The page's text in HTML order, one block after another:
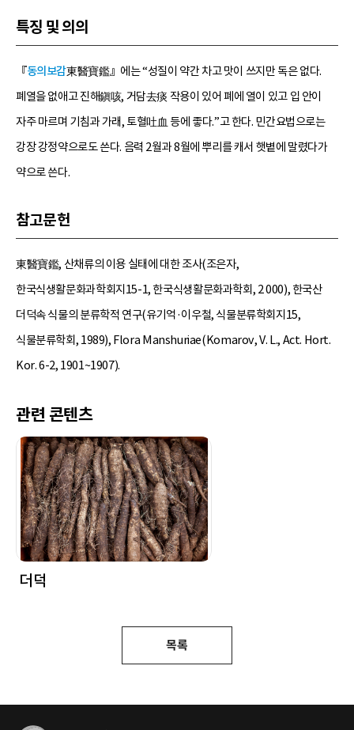
특징 및 의의
『동의보감東醫寶鑑』에는 “성질이 약간 차고 맛이 쓰지만 독은 없다.
폐열을 없애고 진해鎭咳, 거담去痰 작용이 있어 폐에 열이 있고 입 안이
자주 마르며 기침과 가래, 토혈吐血 등에 좋다.”고 한다. 민간요법으로는
강장 강정약으로도 쓴다. 음력 2월과 8월에 뿌리를 캐서 햇볕에 말렸다가
약으로 쓴다.
참고문헌
東醫寶鑑, 산채류의 이용 실태에 대한 조사(조은자,
한국식생활문화과학회지15-1, 한국식생활문화과학회, 2 000), 한국산
더덕속 식물의 분류학적 연구(유기억·이우철, 식물분류학회지15,
식물분류학회, 1989), Flora Manshuriae(Komarov, V. L., Act. Hort.
Kor. 6-2, 1901~1907).
관련 콘텐츠
더덕
목록